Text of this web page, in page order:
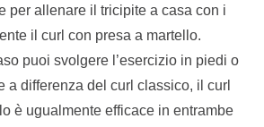
per allenare il tricipite a casa con i
il curl con presa a martello.
puoi svolgere l’esercizio in piedi o
a differenza del curl classico, il curl
è ugualmente efficace in entrambe